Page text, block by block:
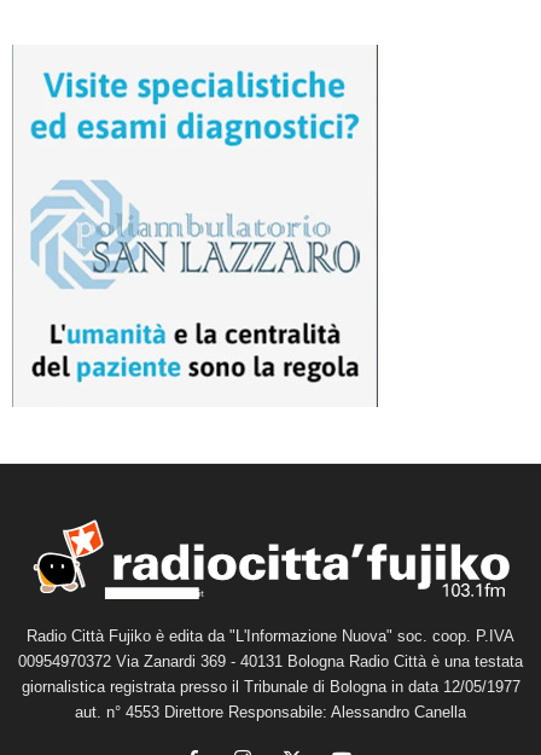
Radio Città Fujiko è edita da "L'Informazione Nuova" soc. coop. P.IVA
00954970372 Via Zanardi 369 - 40131 Bologna Radio Città è una testata
giornalistica registrata presso il Tribunale di Bologna in data 12/05/1977
aut. n° 4553 Direttore Responsabile: Alessandro Canella